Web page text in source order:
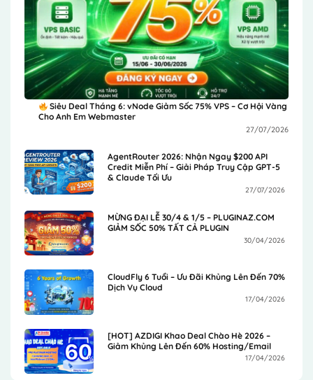
Siêu Deal Tháng 6: vNode Giảm Sốc 75% VPS – Cơ Hội Vàng
Cho Anh Em Webmaster
27/07/2026
AgentRouter 2026: Nhận Ngay $200 API
Credit Miễn Phí – Giải Pháp Truy Cập GPT-5
& Claude Tối Ưu
27/07/2026
MỪNG ĐẠI LỄ 30/4 & 1/5 – PLUGINAZ.COM
GIẢM SỐC 50% TẤT CẢ PLUGIN
30/04/2026
CloudFly 6 Tuổi – Ưu Đãi Khủng Lên Đến 70%
Dịch Vụ Cloud
17/04/2026
[HOT] AZDIGI Khao Deal Chào Hè 2026 –
Giảm Khủng Lên Đến 60% Hosting/Email
17/04/2026